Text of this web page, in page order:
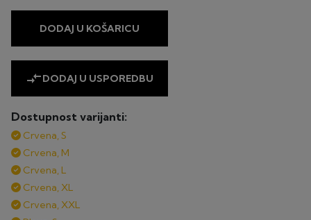
DODAJ U KOŠARICU
compare_arrowsDODAJ U USPOREDBU
Dostupnost varijanti:
Crvena, S
Crvena, M
Crvena, L
Crvena, XL
Crvena, XXL